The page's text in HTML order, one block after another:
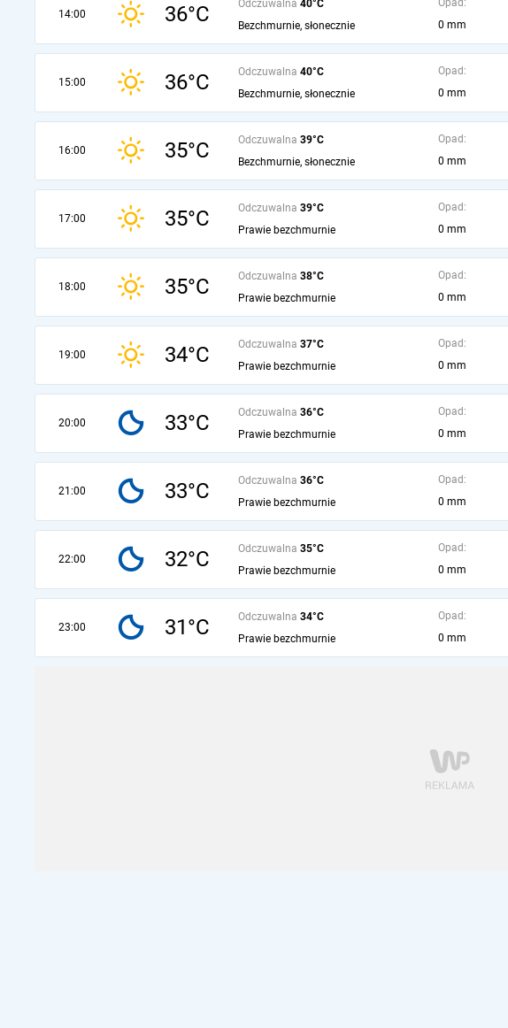
14:00 36°C Odczuwalna 40°C
Bezchmurnie, słonecznie
Opad:
0 mm
15:00 36°C Odczuwalna 40°C
Bezchmurnie, słonecznie
Opad:
0 mm
16:00 35°C Odczuwalna 39°C
Bezchmurnie, słonecznie
Opad:
0 mm
17:00 35°C Odczuwalna 39°C
Prawie bezchmurnie
Opad:
0 mm
18:00 35°C Odczuwalna 38°C
Prawie bezchmurnie
Opad:
0 mm
19:00 34°C Odczuwalna 37°C
Prawie bezchmurnie
Opad:
0 mm
20:00 33°C Odczuwalna 36°C
Prawie bezchmurnie
Opad:
0 mm
21:00 33°C Odczuwalna 36°C
Prawie bezchmurnie
Opad:
0 mm
22:00 32°C Odczuwalna 35°C
Prawie bezchmurnie
Opad:
0 mm
23:00 31°C Odczuwalna 34°C
Prawie bezchmurnie
Opad:
0 mm